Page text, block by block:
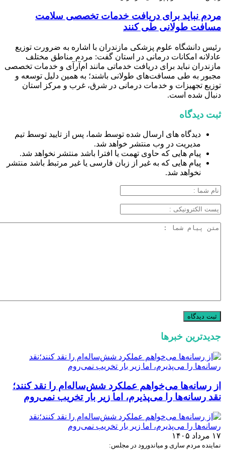
مردم نباید برای دریافت خدمات تخصصی سلامت
مسافت طولانی طی کنند
رئیس دانشگاه علوم پزشکی مازندران با اشاره به ضرورت توزیع
عادلانه امکانات درمانی در استان گفت: مردم مناطق مختلف
مازندران نباید برای دریافت خدماتی مانند ام‌آر‌آی و خدمات تخصصی
مجبور به طی مسافت‌های طولانی باشند؛ به همین دلیل توسعه و
توزیع تجهیزات و خدمات درمانی در شرق، غرب و مرکز استان
دنبال شده است.
ثبت دیدگاه
دیدگاه های ارسال شده توسط شما، پس از تایید توسط تیم
مدیریت در وب منتشر خواهد شد.
پیام هایی که حاوی تهمت یا افترا باشد منتشر نخواهد شد.
پیام هایی که به غیر از زبان فارسی یا غیر مرتبط باشد منتشر
نخواهد شد.
جدیدترین خبرها
از رسانه‌ها می‌خواهم عملکرد شش‌ساله‌ام را نقد کنند؛
نقد رسانه‌ها را می‌پذیرم، اما زیر بار تخریب نمی‌روم
۱۷ مرداد ۱۴۰۵
نماینده مردم ساری و میاندورود در مجلس: